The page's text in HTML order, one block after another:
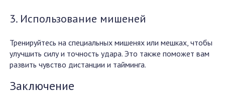
3. Использование мишеней
Тренируйтесь на специальных мишенях или мешках, чтобы
улучшить силу и точность удара. Это также поможет вам
развить чувство дистанции и тайминга.
Заключение